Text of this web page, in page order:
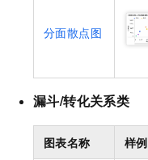
分面散点图
漏斗/转化关系类
图表名称 样例